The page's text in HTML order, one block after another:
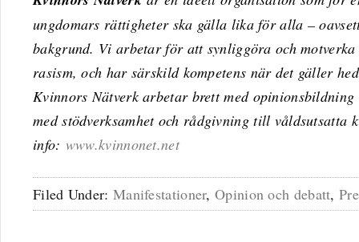
ungdomars rättigheter ska gälla lika för alla –
bakgrund. Vi arbetar för att synliggöra och
rasism, och har särskild kompetens när det gäller
Kvinnors Nätverk arbetar brett med
med stödverksamhet och rådgivning till våldsutsatta
info: www.kvinnonet.net
Filed Under: Manifestationer,Opinion och debatt,